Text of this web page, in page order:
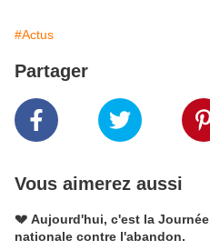
#Actus
Partager
Vous aimerez aussi
💔 Aujourd'hui, c'est la Journée
nationale contre l'abandon.